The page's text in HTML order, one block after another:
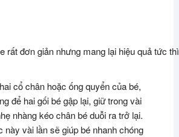
rất đơn giản nhưng mang lại hiệu quả tức thì
cổ chân hoặc ống quyển của bé,
để hai gối bé gập lại, giữ trong vài
nhàng kéo chân bé duỗi ra trở lại.
này vài lần sẽ giúp bé nhanh chóng